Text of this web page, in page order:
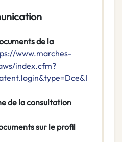
de la
www.marches-
index.cfm?
de la consultation
sur le profil